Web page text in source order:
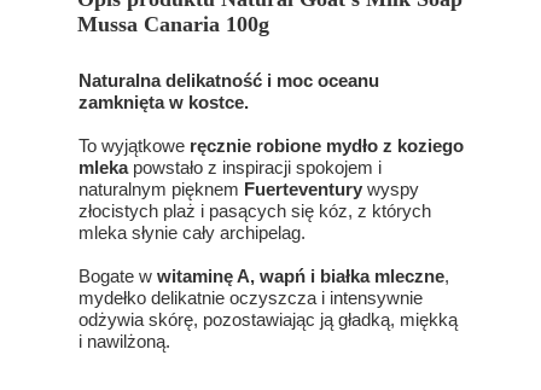
Mussa Canaria 100g
Naturalna delikatność i moc oceanu
zamknięta w kostce.
To wyjątkowe ręcznie robione mydło z koziego
mlekapowstało z inspiracji spokojem i
naturalnym pięknem Fuerteventury wyspy
złocistych plaż i pasących się kóz, z których
mleka słynie cały archipelag.
Bogate w witaminę A, wapń i białka mleczne,
mydełko delikatnie oczyszcza i intensywnie
odżywia skórę, pozostawiając ją gładką, miękką
i nawilżoną.